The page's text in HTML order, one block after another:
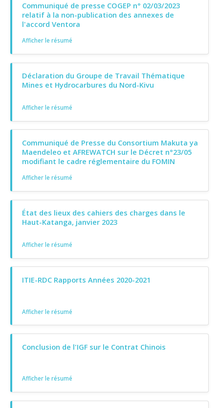
Communiqué de presse COGEP n° 02/03/2023
relatif à la non-publication des annexes de
l'accord Ventora
Afficher le résumé
Déclaration du Groupe de Travail Thématique
Mines et Hydrocarbures du Nord-Kivu
Afficher le résumé
Communiqué de Presse du Consortium Makuta ya
Maendeleo et AFREWATCH sur le Décret n°23/05
modifiant le cadre réglementaire du FOMIN
Afficher le résumé
État des lieux des cahiers des charges dans le
Haut-Katanga, janvier 2023
Afficher le résumé
ITIE-RDC Rapports Années 2020-2021
Afficher le résumé
Conclusion de l'IGF sur le Contrat Chinois
Afficher le résumé